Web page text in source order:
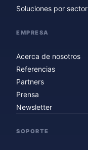
Soluciones por sector
EMPRESA
Acerca de nosotros
Referencias
Partners
Prensa
Newsletter
SOPORTE